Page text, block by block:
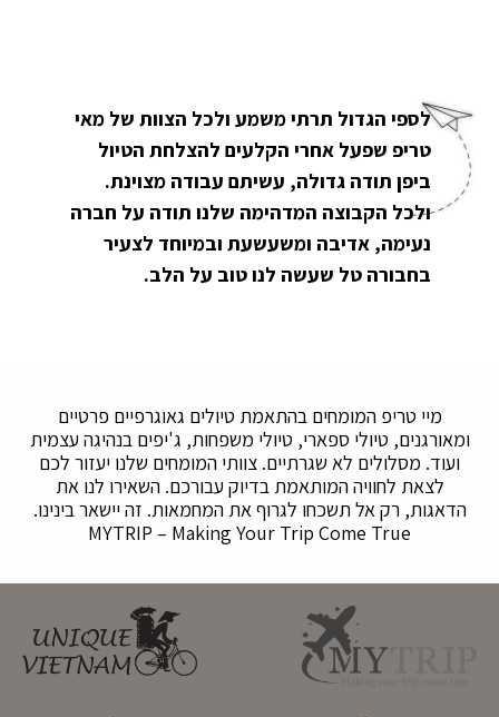
לספי הגדול תרתי משמע ולכל הצוות של מאי
טריפ שפעל אחרי הקלעים להצלחת הטיול
ביפן תודה גדולה, עשיתם עבודה מצוינת.
ולכל הקבוצה המדהימה שלנו תודה על חברה
נעימה, אדיבה ומשעשעת ובמיוחד לצעיר
בחבורה טל שעשה לנו טוב על הלב.
מיי טריפ המומחים בהתאמת טיולים גאוגרפיים פרטיים
ומאורגנים, טיולי ספארי, טיולי משפחות, ג'יפים בנהיגה עצמית
ועוד. מסלולים לא שגרתיים. צוותי המומחים שלנו יעזור לכם
לצאת לחוויה המותאמת בדיוק עבורכם. השאירו לנו את
הדאגות, רק אל תשכחו לגרוף את המחמאות. זה יישאר בינינו.
MYTRIP – Making Your Trip Come True